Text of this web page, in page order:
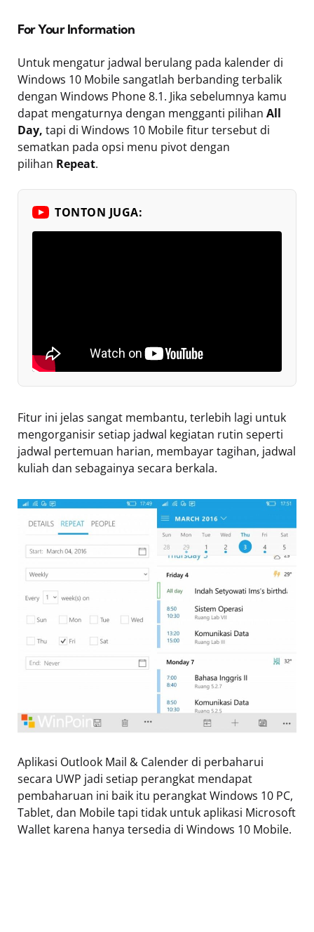
For Your Information
Untuk mengatur jadwal berulang pada kalender di
Windows 10 Mobile sangatlah berbanding terbalik
dengan Windows Phone 8.1. Jika sebelumnya kamu
dapat mengaturnya dengan mengganti pilihan All
Day, tapi di Windows 10 Mobile fitur tersebut di
sematkan pada opsi menu pivot dengan
pilihan Repeat.
TONTON JUGA:
Fitur ini jelas sangat membantu, terlebih lagi untuk
mengorganisir setiap jadwal kegiatan rutin seperti
jadwal pertemuan harian, membayar tagihan, jadwal
kuliah dan sebagainya secara berkala.
Aplikasi Outlook Mail & Calender di perbaharui
secara UWP jadi setiap perangkat mendapat
pembaharuan ini baik itu perangkat Windows 10 PC,
Tablet, dan Mobile tapi tidak untuk aplikasi Microsoft
Wallet karena hanya tersedia di Windows 10 Mobile.